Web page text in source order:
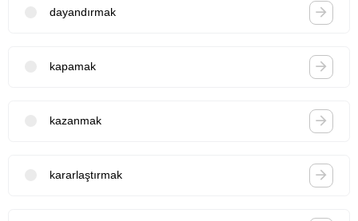
dayandırmak
kapamak
kazanmak
kararlaştırmak